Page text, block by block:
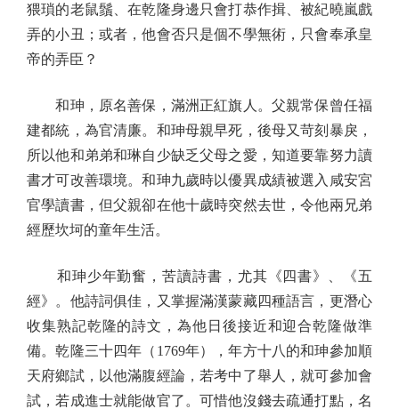
猥瑣的老鼠鬚、在乾隆身邊只會打恭作揖、被紀曉嵐戲
弄的小丑；或者，他會否只是個不學無術，只會奉承皇
帝的弄臣？
和珅，原名善保，滿洲正紅旗人。父親常保曾任福
建都統，為官清廉。和珅母親早死，後母又苛刻暴戾，
所以他和弟弟和琳自少缺乏父母之愛，知道要靠努力讀
書才可改善環境。和珅九歲時以優異成績被選入咸安宮
官學讀書，但父親卻在他十歲時突然去世，令他兩兄弟
經歷坎坷的童年生活。
和珅少年勤奮，苦讀詩書，尤其《四書》、《五
經》。他詩詞俱佳，又掌握滿漢蒙藏四種語言，更潛心
收集熟記乾隆的詩文，為他日後接近和迎合乾隆做準
備。乾隆三十四年（1769年），年方十八的和珅參加順
天府鄉試，以他滿腹經論，若考中了舉人，就可參加會
試，若成進士就能做官了。可惜他沒錢去疏通打點，名